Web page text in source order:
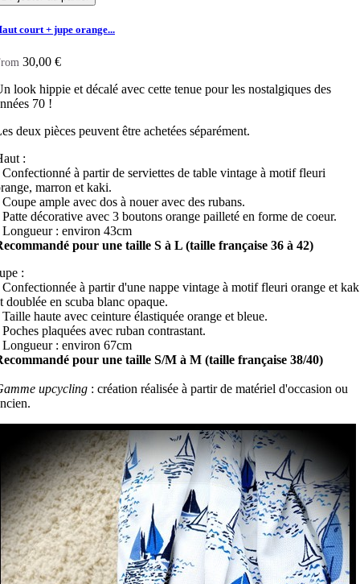
court + jupe orange...
30,00 €
look hippie et décalé avec cette tenue pour les nostalgiques des
70 !
deux pièces peuvent être achetées séparément.
:
Confectionné à partir de serviettes de table vintage à motif fleuri
marron et kaki.
Coupe ample avec dos à nouer avec des rubans.
Patte décorative avec 3 boutons orange pailleté en forme de coeur.
Longueur : environ 43cm
pour une taille S à L (taille française 36 à 42)
:
Confectionnée à partir d'une nappe vintage à motif fleuri orange et kak
doublée en scuba blanc opaque.
Taille haute avec ceinture élastiquée orange et bleue.
Poches plaquées avec ruban contrastant.
Longueur : environ 67cm
pour une taille S/M à M (taille française 38/40)
upcycling : création réalisée à partir de matériel d'occasion ou